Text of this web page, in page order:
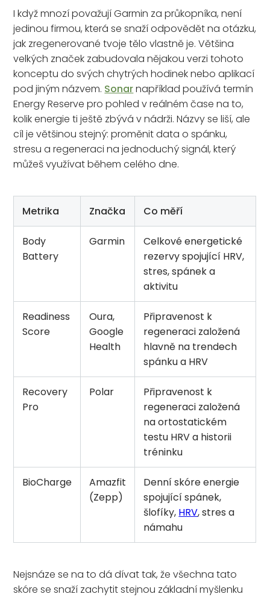
I když mnozí považují Garmin za průkopníka, není
jedinou firmou, která se snaží odpovědět na otázku,
jak zregenerované tvoje tělo vlastně je. Většina
velkých značek zabudovala nějakou verzi tohoto
konceptu do svých chytrých hodinek nebo aplikací
pod jiným názvem. Sonarnapříklad používá termín
Energy Reserve pro pohled v reálném čase na to,
kolik energie ti ještě zbývá v nádrži. Názvy se liší, ale
cíl je většinou stejný: proměnit data o spánku,
stresu a regeneraci na jednoduchý signál, který
můžeš využívat během celého dne.
Metrika Značka Co měří
Body
Battery
Garmin
Celkové energetické
rezervy spojující HRV,
stres, spánek a
aktivitu
Readiness
Score
Oura,
Google
Health
Připravenost k
regeneraci založená
hlavně na trendech
spánku a HRV
Recovery
Pro
Polar
Připravenost k
regeneraci založená
na ortostatickém
testu HRV a historii
tréninku
BioCharge
Amazfit
(Zepp)
Denní skóre energie
spojující spánek,
šlofíky, HRV, stres a
námahu
Nejsnáze se na to dá dívat tak, že všechna tato
skóre se snaží zachytit stejnou základní myšlenku